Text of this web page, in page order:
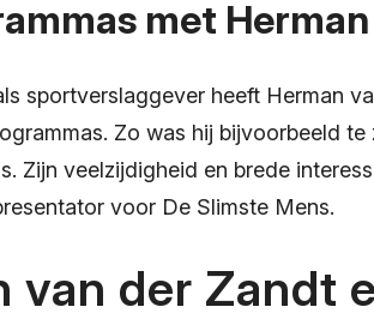
met
sportverslaggever heeft Herman
Zo was hij bijvoorbeeld
Zijn veelzijdigheid en brede
voor De Slimste Mens.
van der Zandt